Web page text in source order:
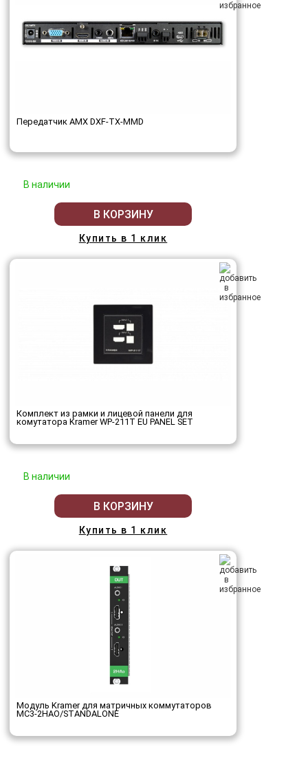
Передатчик AMX DXF-TX-MMD
В наличии
В КОРЗИНУ
Купить в 1 клик
Комплект из рамки и лицевой панели для
комутатора Kramer WP-211T EU PANEL SET
В наличии
В КОРЗИНУ
Купить в 1 клик
Модуль Kramer для матричных коммутаторов
MC3-2HAO/STANDALONE